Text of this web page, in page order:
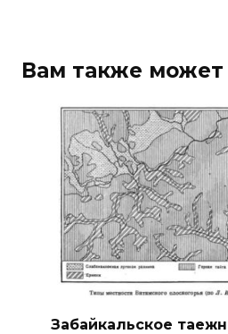
Вам также может
Забайкальское